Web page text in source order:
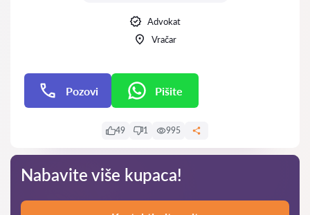
Advokat
Vračar
Pozovi Pišite
49 1 995
Nabavite više kupaca!